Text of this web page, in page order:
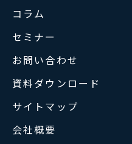
コラム
セミナー
お問い合わせ
資料ダウンロード
サイトマップ
会社概要